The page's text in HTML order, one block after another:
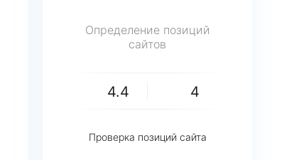
Определение позиций
сайтов
4.4 4
Проверка позиций сайта